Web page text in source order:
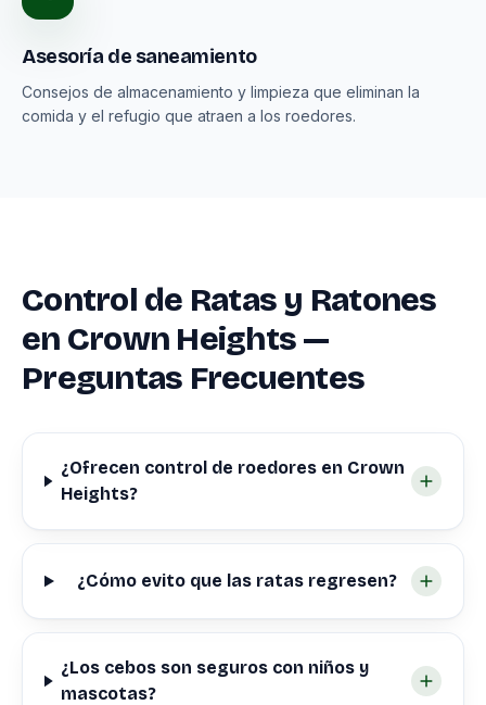
Asesoría de saneamiento
Consejos de almacenamiento y limpieza que eliminan la
comida y el refugio que atraen a los roedores.
Control de Ratas y Ratones
en Crown Heights —
Preguntas Frecuentes
¿Ofrecen control de roedores en Crown
Heights?
¿Cómo evito que las ratas regresen?
¿Los cebos son seguros con niños y
mascotas?